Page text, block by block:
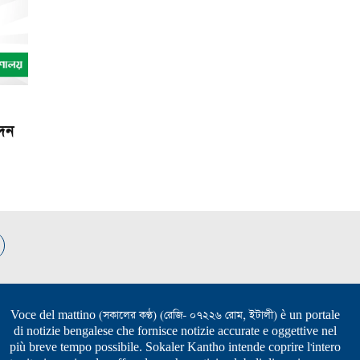
Voce del mattino (সকালের কণ্ঠ) (রেজি- ০৭২২৬ রোম, ইটালী) è un portale
di notizie bengalese che fornisce notizie accurate e oggettive nel
più breve tempo possibile. Sokaler Kantho intende coprire l'intero